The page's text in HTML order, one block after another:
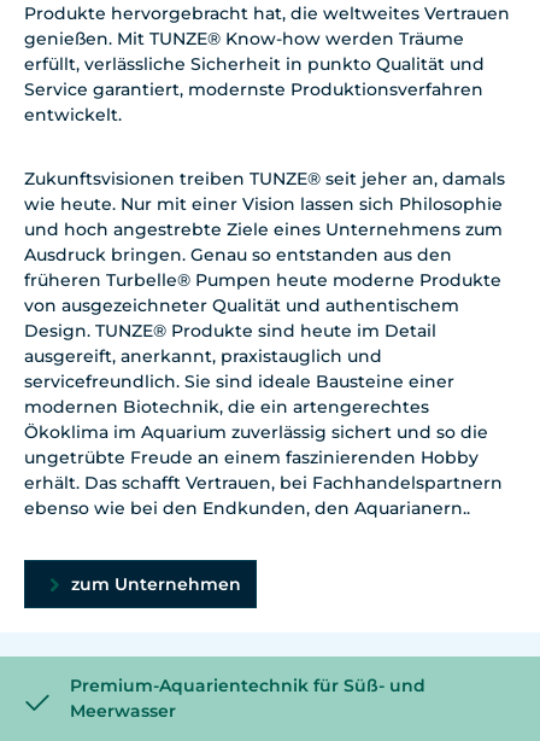
Produkte hervorgebracht hat, die weltweites Vertrauen
genießen. Mit TUNZE® Know-how werden Träume
erfüllt, verlässliche Sicherheit in punkto Qualität und
Service garantiert, modernste Produktionsverfahren
entwickelt.
Zukunftsvisionen treiben TUNZE® seit jeher an, damals
wie heute. Nur mit einer Vision lassen sich Philosophie
und hoch angestrebte Ziele eines Unternehmens zum
Ausdruck bringen. Genau so entstanden aus den
früheren Turbelle® Pumpen heute moderne Produkte
von ausgezeichneter Qualität und authentischem
Design. TUNZE® Produkte sind heute im Detail
ausgereift, anerkannt, praxistauglich und
servicefreundlich. Sie sind ideale Bausteine einer
modernen Biotechnik, die ein artengerechtes
Ökoklima im Aquarium zuverlässig sichert und so die
ungetrübte Freude an einem faszinierenden Hobby
erhält. Das schafft Vertrauen, bei Fachhandelspartnern
ebenso wie bei den Endkunden, den Aquarianern..
zum Unternehmen
Premium-Aquarientechnik für Süß- und
Meerwasser